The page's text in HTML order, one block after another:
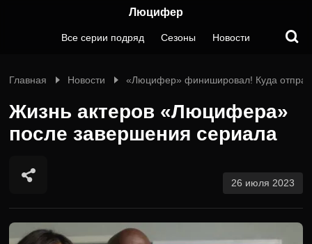
Люцифер
Все серии подряд Сезоны Новости
Главная Новости «Люцифер» финишировал! Куда
Жизнь актеров «Люцифера»
после завершения сериала
26 июля 2023